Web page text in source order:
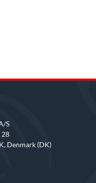
S
28
Denmark (DK)